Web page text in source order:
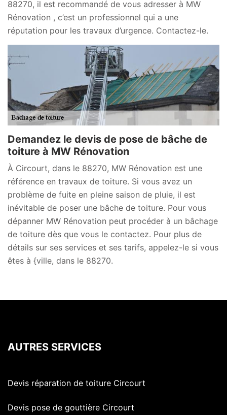
88270, il est recommandé de vous adresser à MW
Rénovation , c’est un professionnel qui a une
réputation pour les travaux d’urgence. Contactez-le.
Demandez le devis de pose de bâche de
toiture à MW Rénovation
À Circourt, dans le 88270, MW Rénovation est une
référence en travaux de toiture. Si vous avez un
problème de fuite en pleine saison de pluie, il est
inévitable de poser une bâche de toiture. Pour vous
dépanner MW Rénovation peut procéder à un bâchage
de toiture dès que vous le contactez. Pour plus de
détails sur ses services et ses tarifs, appelez-le si vous
êtes à {ville, dans le 88270.
AUTRES SERVICES
Devis réparation de toiture Circourt
Devis pose de gouttière Circourt